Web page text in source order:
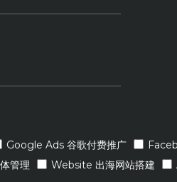
Google Ads 谷歌付费推广
管理
Website 出海网站搭建